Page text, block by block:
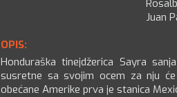
Juan
OPIS:
Honduraška tinejdžerica Sayra
susretne sa svojim ocem za nju
obećane Amerike prva je stanica